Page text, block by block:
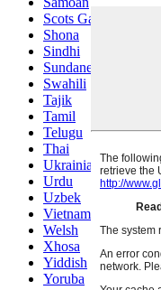
Scots Gaelic
Shona
Sindhi
Sundanese
Swahili
Tajik
Tamil
Telugu
Thai
Ukrainian
Urdu
Uzbek
Vietnamese
Welsh
Xhosa
Yiddish
Yoruba